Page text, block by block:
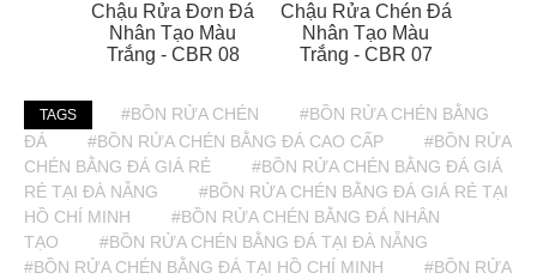
Chậu Rửa Đơn Đá
Nhân Tạo Màu
Trắng - CBR 08
Chậu Rửa Chén Đá
Nhân Tạo Màu
Trắng - CBR 07
TAGS #BỒN RỬA CHÉN
#BỒN RỬA CHÉN BẰNG
ĐÁ
#BỒN RỬA CHÉN BẰNG ĐÁ CAO CẤP
#BỒN RỬA
CHÉN BẰNG ĐÁ GIÁ RẺ
#BỒN RỬA CHÉN BẰNG ĐÁ GIÁ
RẺ TẠI ĐÀ NẴNG
#BỒN RỬA CHÉN BẰNG ĐÁ GIÁ RẺ TẠI
HỒ CHÍ MINH
#BỒN RỬA CHÉN BẰNG ĐÁ NHÂN
TẠO
#BỒN RỬA CHÉN BẰNG ĐÁ TẠI ĐÀ NẴNG
#BỒN RỬA CHÉN BẰNG ĐÁ TẠI HỒ CHÍ MINH
#BỒN RỬA